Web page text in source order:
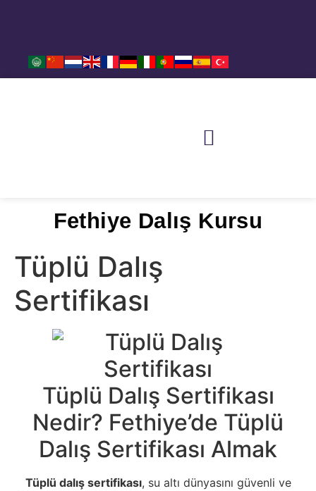
Fethiye Dalış Kursu
Tüplü Dalış
Sertifikası
Tüplü Dalış Sertifikası
Nedir? Fethiye’de Tüplü
Dalış Sertifikası Almak
Tüplü dalış sertifikası, su altı dünyasını güvenli ve